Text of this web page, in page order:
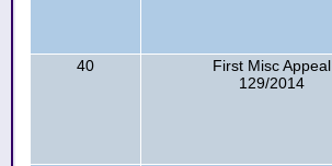
40
First Misc Appeal
129/2014